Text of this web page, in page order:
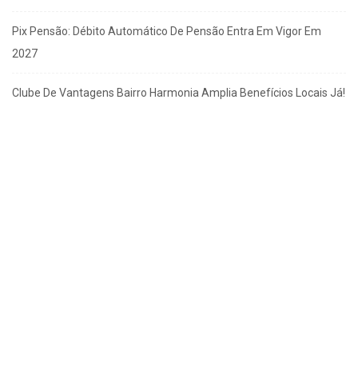
Pix Pensão: Débito Automático De Pensão Entra Em Vigor Em
2027
Clube De Vantagens Bairro Harmonia Amplia Benefícios Locais Já!